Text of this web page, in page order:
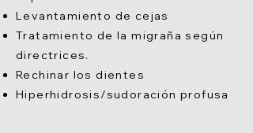
Levantamiento de cejas
Tratamiento de la migraña según
directrices.
Rechinar los dientes
Hiperhidrosis/sudoración profusa